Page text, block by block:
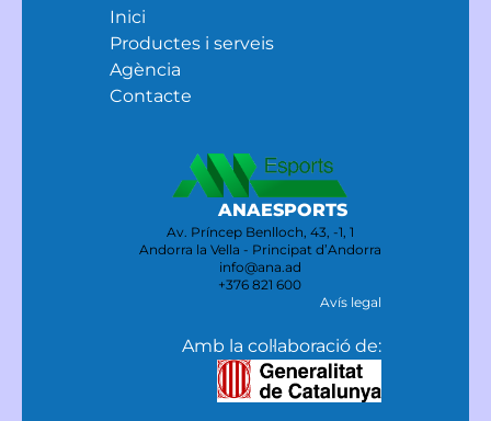
Inici
Productes i serveis
Agència
Contacte
ANAESPORTS
Av. Príncep Benlloch, 43, -1, 1
Andorra la Vella - Principat d’Andorra
info@ana.ad
+376 821 600
Avís legal
Amb la col·laboració de: